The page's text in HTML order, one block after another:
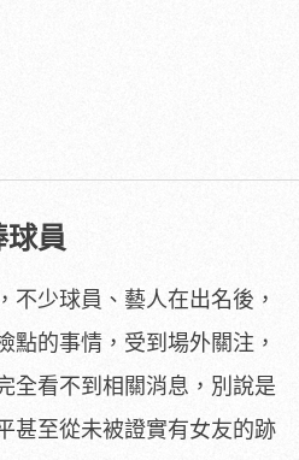
球員
不少球員、藝人在出名後，
點的事情，受到場外關注，
全看不到相關消息，別說是
甚至從未被證實有女友的跡